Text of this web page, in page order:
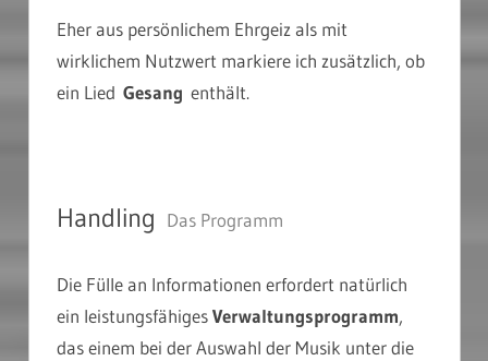
Eher aus persönlichem Ehrgeiz als mit
wirklichem Nutzwert markiere ich zusätzlich, ob
ein Lied Gesang enthält.
Handling Das Programm
Die Fülle an Informationen erfordert natürlich
ein leistungsfähigesVerwaltungsprogramm,
das einem bei der Auswahl der Musik unter die